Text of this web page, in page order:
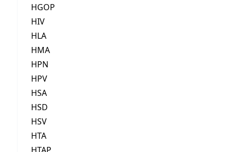
HGOP
HIV
HLA
HMA
HPN
HPV
HSA
HSD
HSV
HTA